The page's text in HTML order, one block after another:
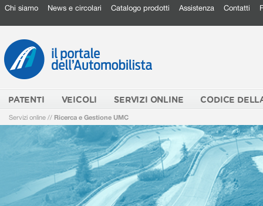
Chi siamo News e circolari Catalogo prodotti Assistenza Contatti
PATENTI VEICOLI SERVIZI ONLINE CODICE
Servizi online // Ricerca e Gestione UMC